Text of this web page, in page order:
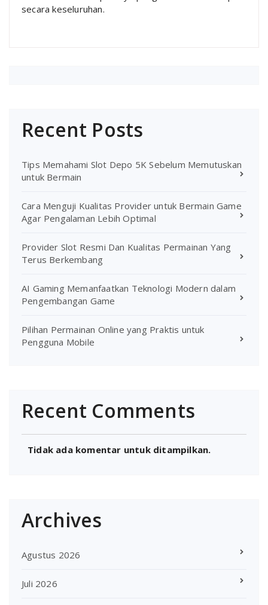
secara keseluruhan.
Recent Posts
Tips Memahami Slot Depo 5K Sebelum Memutuskan
untuk Bermain
Cara Menguji Kualitas Provider untuk Bermain Game
Agar Pengalaman Lebih Optimal
Provider Slot Resmi Dan Kualitas Permainan Yang
Terus Berkembang
AI Gaming Memanfaatkan Teknologi Modern dalam
Pengembangan Game
Pilihan Permainan Online yang Praktis untuk
Pengguna Mobile
Recent Comments
Tidak ada komentar untuk ditampilkan.
Archives
Agustus 2026
Juli 2026